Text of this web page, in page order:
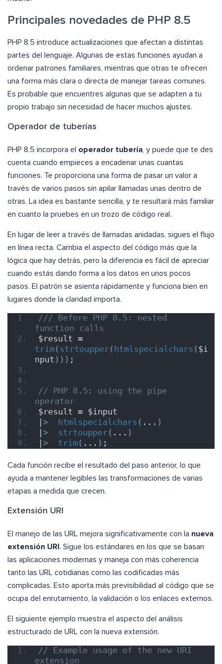
Principales novedades de PHP 8.5
PHP 8.5 introduce actualizaciones que afectan a distintas
partes del lenguaje. Algunas de estas funciones ayudan a
ordenar patrones familiares, mientras que otras te ofrecen
una forma más clara o directa de manejar tareas comunes.
Es probable que encuentres algunas que se adapten a tu
propio trabajo sin necesidad de hacer muchos ajustes.
Operador de tuberías
PHP 8.5 incorpora el operador tubería, y puede que te des
cuenta cuando empieces a encadenar unas cuantas
funciones. Te proporciona una forma de pasar un valor a
través de varios pasos sin apilar llamadas unas dentro de
otras. La idea es bastante sencilla, y te resultará más familiar
en cuanto la pruebes en un trozo de código real.
En lugar de leer a través de llamadas anidadas, sigues el flujo
en línea recta. Cambia el aspecto del código más que la
lógica que hay detrás, pero la diferencia es fácil de apreciar
cuando estás dando forma a los datos en unos pocos
pasos. El patrón se asienta rápidamente y funciona bien en
lugares donde la claridad importa.
/// Before PHP 8.5: nested
function calls
trim(strtoupper( htmlspecialchars ($i
nput ))) ;
// PHP 8.5: using the pipe
operator
$result = $input
> htmlspecialchars ( ... )
> strtoupper( ... )
> trim( ... ) ;
Cada función recibe el resultado del paso anterior, lo que
ayuda a mantener legibles las transformaciones de varias
etapas a medida que crecen.
Extensión URI
El manejo de las URL mejora significativamente con la nueva
extensión URI . Sigue los estándares en los que se basan
las aplicaciones modernas y maneja con más coherencia
tanto las URL cotidianas como las codificadas más
complicadas. Esto aporta más previsibilidad al código que se
ocupa del enrutamiento, la validación o los enlaces externos.
El siguiente ejemplo muestra el aspecto del análisis
estructurado de URL con la nueva extensión.
// Example usage of the new URI
extension